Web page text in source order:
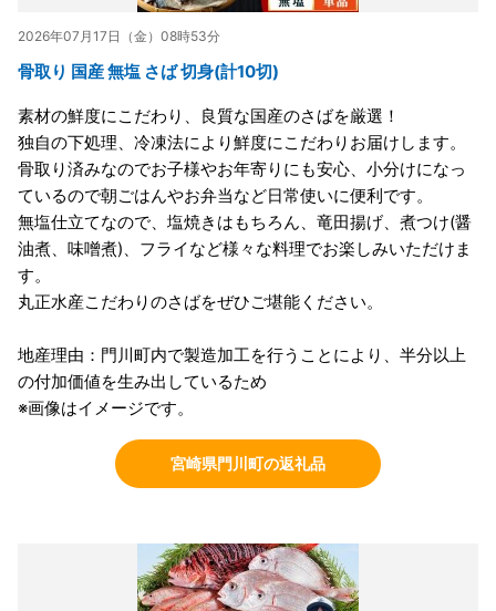
2026年07月17日（金）08時53分
骨取り 国産 無塩 さば 切身(計10切)
素材の鮮度にこだわり、良質な国産のさばを厳選！
独自の下処理、冷凍法により鮮度にこだわりお届けします。
骨取り済みなのでお子様やお年寄りにも安心、小分けになっ
ているので朝ごはんやお弁当など日常使いに便利です。
無塩仕立てなので、塩焼きはもちろん、竜田揚げ、煮つけ(醤
油煮、味噌煮)、フライなど様々な料理でお楽しみいただけま
す。
丸正水産こだわりのさばをぜひご堪能ください。
地産理由：門川町内で製造加工を行うことにより、半分以上
の付加価値を生み出しているため
※画像はイメージです。
宮崎県門川町の返礼品